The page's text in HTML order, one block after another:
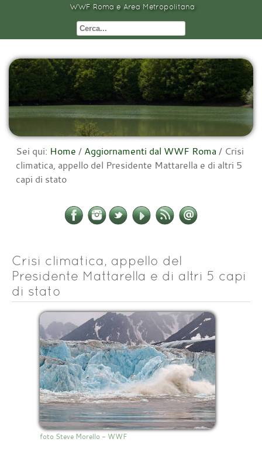
WWF Roma e Area Metropolitana
Sei qui: Home / Aggiornamenti dal WWF Roma / Crisi
climatica, appello del Presidente Mattarella e di altri 5
capi di stato
Crisi climatica, appello del
Presidente Mattarella e di altri 5 capi
di stato
foto Steve Morello - WWF